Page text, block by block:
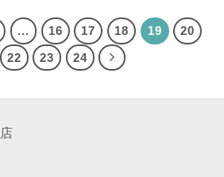
... 16 17 18 19
20
22 23 24